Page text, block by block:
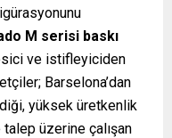
M serisi baskı
ve istifleyiciden
Barselona’dan
yüksek üretkenlik
üzerine çalışan